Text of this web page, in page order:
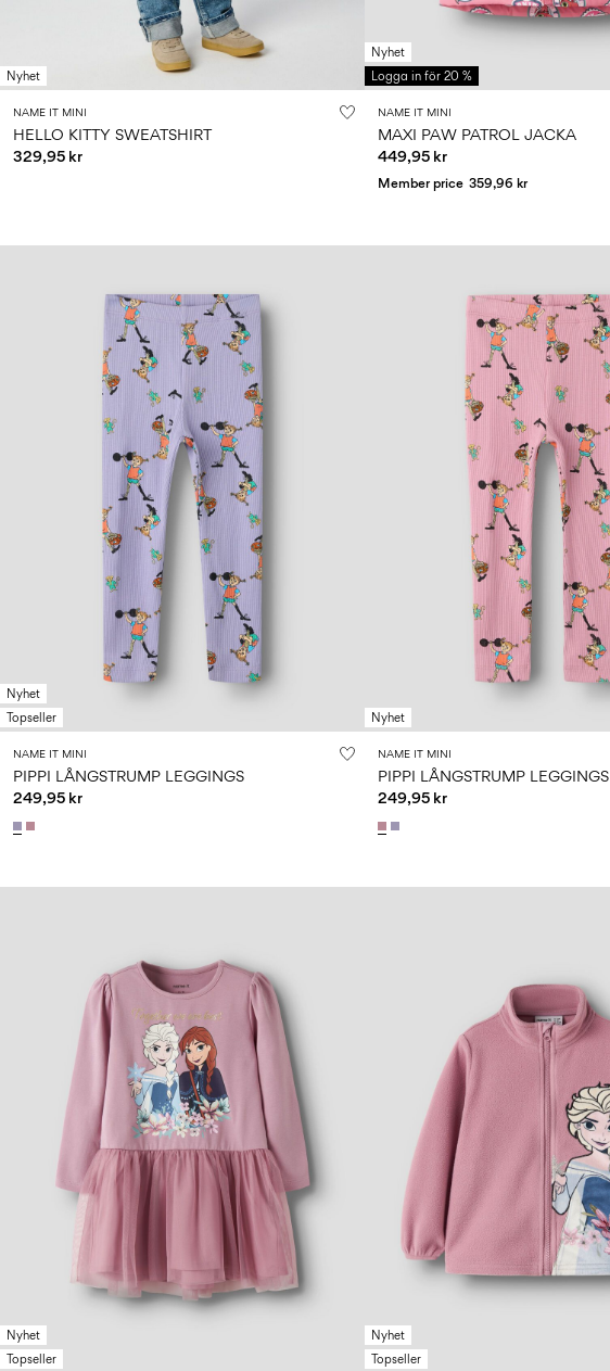
Nyhet
NAME IT MINI
HELLO KITTY SWEATSHIRT
329,95 kr
Nyhet
Logga in för 20 %
NAME IT MINI
MAXI PAW PATROL JACKA
449,95 kr
Member price 359,96 kr
Nyhet
Topseller
NAME IT MINI
PIPPI LÅNGSTRUMP LEGGINGS
249,95 kr
Nyhet
NAME IT MINI
PIPPI LÅNGSTRUMP LEGGINGS
249,95 kr
Nyhet
Topseller
Nyhet
Topseller